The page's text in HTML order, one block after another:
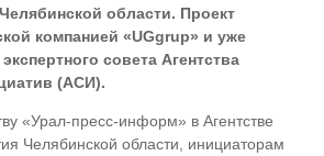
области. Проект
компанией «UGgrup» и уже
совета Агентства
(АСИ).
«Урал-пресс-информ» в Агентстве
Челябинской области, инициаторам